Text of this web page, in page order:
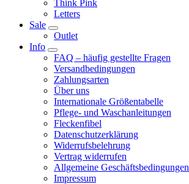
Think Pink
Letters
Sale
Outlet
Info
FAQ – häufig gestellte Fragen
Versandbedingungen
Zahlungsarten
Über uns
Internationale Größentabelle
Pflege- und Waschanleitungen
Fleckenfibel
Datenschutzerklärung
Widerrufsbelehrung
Vertrag widerrufen
Allgemeine Geschäftsbedingungen
Impressum